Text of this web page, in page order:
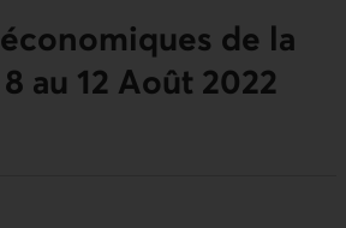
de la
au 12 Août 2022